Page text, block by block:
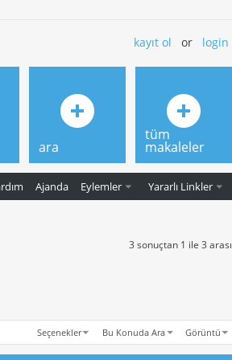
kayıt ol or login
Ajanda Eylemler Yararlı Linkler
ara
tüm
makaleler
3 sonuçtan 1 ile 3 arası
Seçenekler Bu Konuda Ara Görüntü